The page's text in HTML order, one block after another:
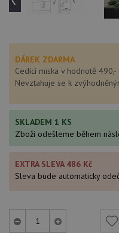
DÁREK ZDARMA
Cedící miska v hodnotě 490,-
Nevztahuje se k
SKLADEM 1 KS
Zboží odešleme během
EXTRA SLEVA 486 Kč
Sleva bude automaticky